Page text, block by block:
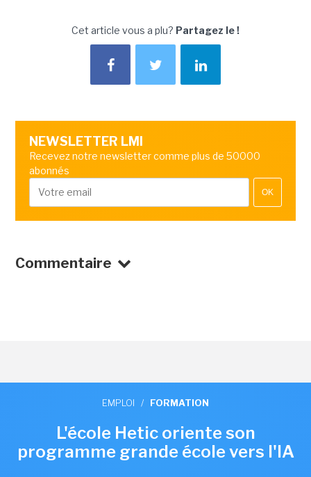
Cet article vous a plu? Partagez le !
NEWSLETTER LMI
Recevez notre newsletter comme plus de 50000
abonnés
OK
Commentaire
EMPLOI / FORMATION
L'école Hetic oriente son
programme grande école vers l'IA